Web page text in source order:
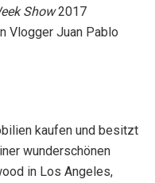
Show2017
Vlogger Juan Pablo
kaufen und besitzt
wunderschönen
in Los Angeles,